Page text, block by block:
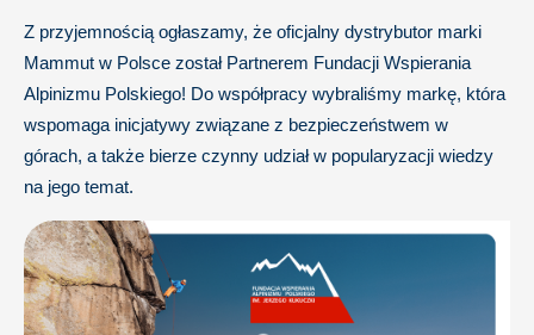
Z przyjemnością ogłaszamy, że oficjalny dystrybutor marki
Mammut w Polsce został Partnerem Fundacji Wspierania
Alpinizmu Polskiego! Do współpracy wybraliśmy markę, która
wspomaga inicjatywy związane z bezpieczeństwem w
górach, a także bierze czynny udział w popularyzacji wiedzy
na jego temat.